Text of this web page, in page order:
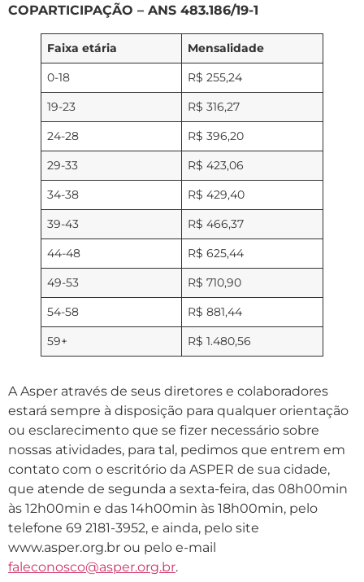
COPARTICIPAÇÃO – ANS 483.186/19-1
Faixa etária
Mensalidade
0-18
R$ 255,24
19-23
R$ 316,27
24-28
R$ 396,20
29-33
R$ 423,06
34-38
R$ 429,40
39-43
R$ 466,37
44-48
R$ 625,44
49-53
R$ 710,90
54-58
R$ 881,44
59+
R$ 1.480,56
A Asper através de seus diretores e colaboradores
estará sempre à disposição para qualquer orientação
ou esclarecimento que se fizer necessário sobre
nossas atividades, para tal, pedimos que entrem em
contato com o escritório da ASPER de sua cidade,
que atende de segunda a sexta-feira, das 08h00min
às 12h00min e das 14h00min às 18h00min, pelo
telefone 69 2181-3952, e ainda, pelo site
www.asper.org.br ou pelo e-mail
faleconosco@asper.org.br.